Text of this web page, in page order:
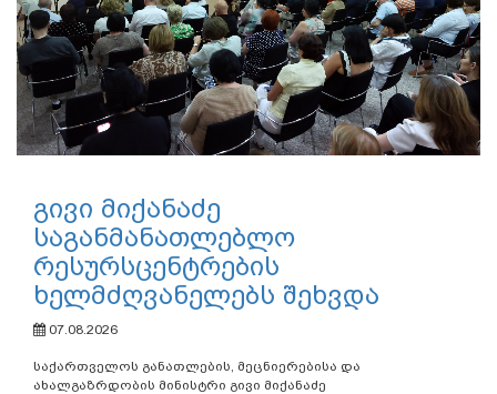
გივი მიქანაძე
საგანმანათლებლო
რესურსცენტრების
ხელმძღვანელებს შეხვდა
07.08.2026
საქართველოს განათლების, მეცნიერებისა და
ახალგაზრდობის მინისტრი გივი მიქანაძე